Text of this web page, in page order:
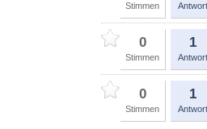
Stimmen Antwort
0
Stimmen
1
Antwort
0
Stimmen
1
Antwort